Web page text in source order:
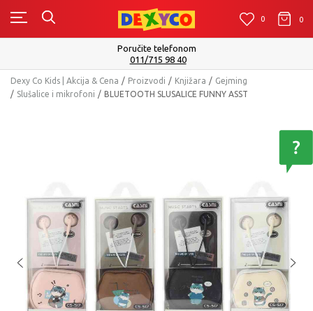
0 0 0
Poručite telefonom
011/715 98 40
Dexy Co Kids | Akcija & Cena Proizvodi Knjižara
Gejming
Slušalice i mikrofoni
BLUETOOTH SLUSALICE FUNNY ASST